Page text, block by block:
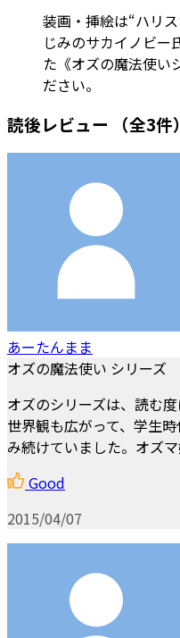
装画・挿絵は“ハリ
じみのサカイノビー
た《オズの魔法使い
ださい。
読後レビュー （全3件）
あーたんまま
オズの魔法使い シリーズ
オズのシリーズは、読む
世界観も広がって、学生
み続けていました。オズマ
Good
2015/04/07